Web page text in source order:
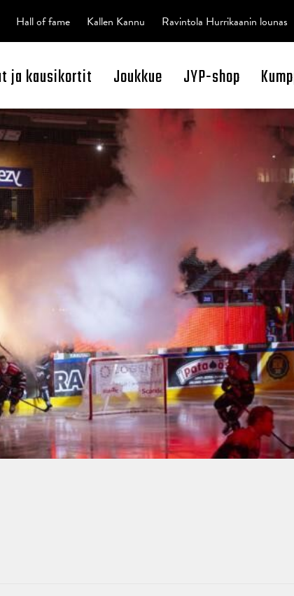
ja kausikortit Joukkue JYP-shop
Hall of fame Kallen Kannu Ravintola Hurrikaanin lounas